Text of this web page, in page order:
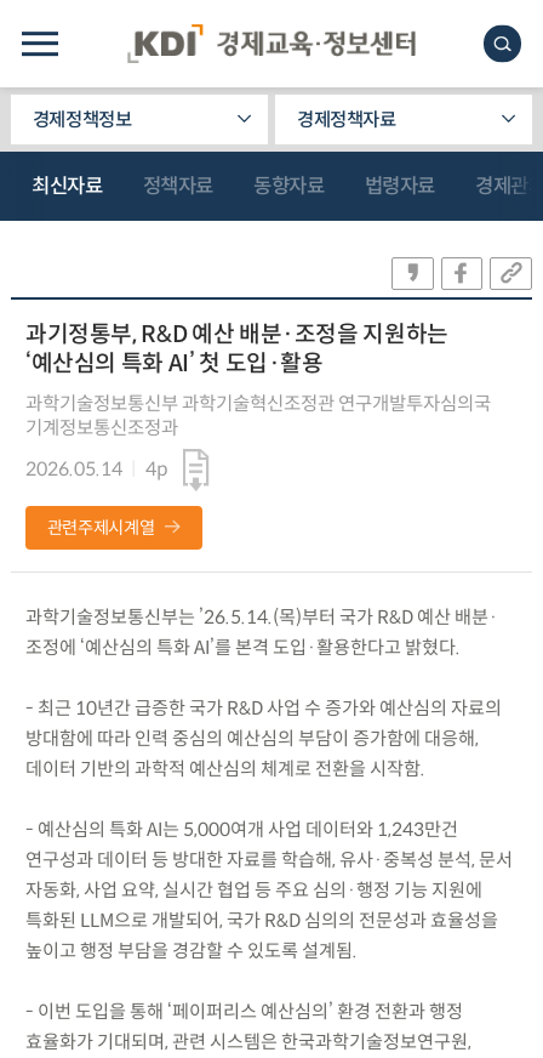
경제정책정보 경제정책자료
최신자료 정책자료 동향자료 법령자료 경제관
과기정통부, R&D 예산 배분·조정을 지원하는
‘예산심의 특화 AI’ 첫 도입·활용
과학기술정보통신부 과학기술혁신조정관 연구개발투자심의국
기계정보통신조정과
2026.05.14
4p
관련주제시계열
과학기술정보통신부는 ’26.5.14.(목)부터 국가 R&D 예산 배분·
조정에 ‘예산심의 특화 AI’를 본격 도입·활용한다고 밝혔다.
- 최근 10년간 급증한 국가 R&D 사업 수 증가와 예산심의 자료의
방대함에 따라 인력 중심의 예산심의 부담이 증가함에 대응해,
데이터 기반의 과학적 예산심의 체계로 전환을 시작함.
- 예산심의 특화 AI는 5,000여개 사업 데이터와 1,243만건
연구성과 데이터 등 방대한 자료를 학습해, 유사·중복성 분석, 문서
자동화, 사업 요약, 실시간 협업 등 주요 심의·행정 기능 지원에
특화된 LLM으로 개발되어, 국가 R&D 심의의 전문성과 효율성을
높이고 행정 부담을 경감할 수 있도록 설계됨.
- 이번 도입을 통해 ‘페이퍼리스 예산심의’ 환경 전환과 행정
효율화가 기대되며, 관련 시스템은 한국과학기술정보연구원,